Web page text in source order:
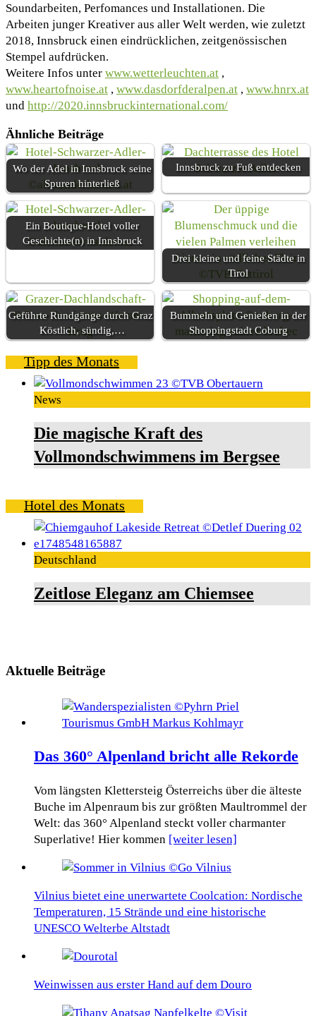
Soundarbeiten, Perfomances und Installationen. Die
Arbeiten junger Kreativer aus aller Welt werden, wie zuletzt
2018, Innsbruck einen eindrücklichen, zeitgenössischen
Stempel aufdrücken.
Weitere Infos unter www.wetterleuchten.at ,
www.heartofnoise.at , www.dasdorfderalpen.at , www.hnrx.at
und http://2020.innsbruckinternational.com/
Ähnliche Beiträge
Wo der Adel in Innsbruck seine
Spuren hinterließ
Innsbruck zu Fuß entdecken
Ein Boutique-Hotel voller
Geschichte(n) in Innsbruck
Drei kleine und feine Städte in
Tirol
Geführte Rundgänge durch Graz:
Köstlich, sündig,…
Bummeln und Genießen in der
Shoppingstadt Coburg
Tipp des Monats
News
Die magische Kraft des
Vollmondschwimmens im Bergsee
Hotel des Monats
Deutschland
Zeitlose Eleganz am Chiemsee
Aktuelle Beiträge
Das 360° Alpenland bricht alle Rekorde
Vom längsten Klettersteig Österreichs über die älteste
Buche im Alpenraum bis zur größten Maultrommel der
Welt: das 360° Alpenland steckt voller charmanter
Superlative! Hier kommen [weiter lesen]
Vilnius bietet eine unerwartete Coolcation: Nordische
Temperaturen, 15 Strände und eine historische
UNESCO Welterbe Altstadt
Weinwissen aus erster Hand auf dem Douro